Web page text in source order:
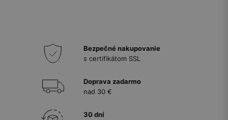
Bezpečné nakupovanie
s certifikátom SSL
Doprava zadarmo
nad 30 €
30 dní